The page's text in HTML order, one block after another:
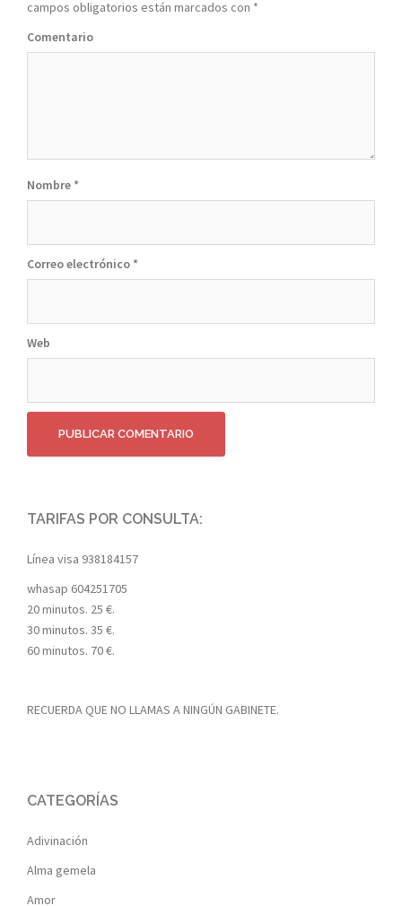
campos obligatorios están marcados con *
Comentario
Nombre *
Correo electrónico *
Web
TARIFAS POR CONSULTA:
Línea visa 938184157
whasap 604251705
20 minutos. 25 €.
30 minutos. 35 €.
60 minutos. 70 €.
RECUERDA QUE NO LLAMAS A NINGÚN GABINETE.
CATEGORÍAS
Adivinación
Alma gemela
Amor